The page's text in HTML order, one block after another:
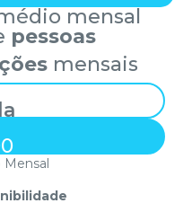
mensal
pessoas
mensais